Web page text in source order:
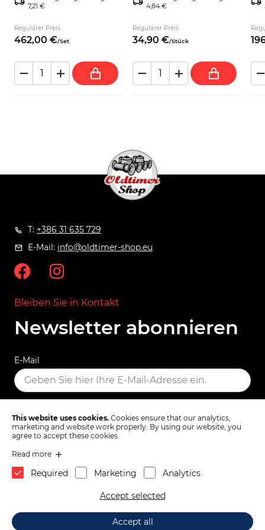
Gummitülle für Kabel des
Motortemperaturgebers –
Fiat 124, 125, 127, 128, 131,
In den Einkaufswagen
7,21 €
Regulärer Preis
462,00 €/Set
4,84 €
Regulärer Preis
34,90 €/Stück
T: +386 31 635 729
E-Mail: info@oldtimer-shop.eu
Bleiben Sie in Kontakt
Newsletter abonnieren
E-Mail
ABONNIEREN
Allgemeine Geschäftsbedingungen
Datenschutzerklärung
2026 © Mas d.o.o., Partizanska cesta 82, 6210 Sežana, Slovenia.
This website uses cookies. Cookies ensure that our analytics,
marketing and website work properly. By using our website, you
agree to accept these cookies.
Read more
Required Marketing Analytics
Accept selected
Accept all